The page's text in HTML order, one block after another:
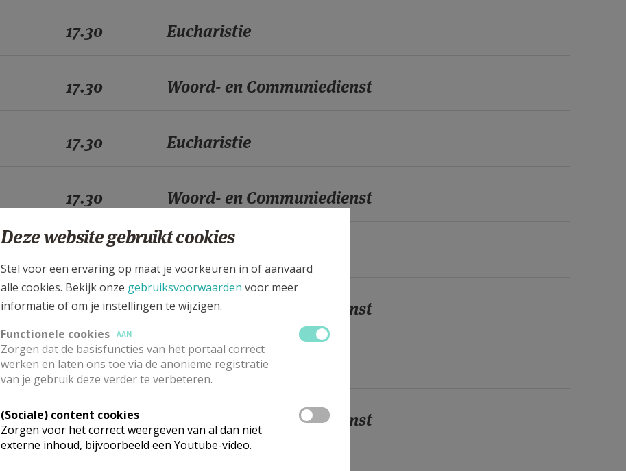
17.30 Eucharistie
17.30 Woord- en Communiedienst
17.30 Eucharistie
17.30 Woord- en Communiedienst
17.30 Woord- en Communiedienst
17.30 Eucharistie
17.30 Woord- en Communiedienst
Deze website gebruikt cookies
Stel voor een ervaring op maat je voorkeuren in of aanvaard
alle cookies. Bekijk onze gebruiksvoorwaarden voor meer
informatie of om je instellingen te wijzigen.
Functionele cookies
AAN
Zorgen dat de basisfuncties van het portaal correct
werken en laten ons toe via de anonieme registratie
van je gebruik deze verder te verbeteren.
(Sociale) content cookies
Zorgen voor het correct weergeven van al dan niet
externe inhoud, bijvoorbeeld een Youtube-video.